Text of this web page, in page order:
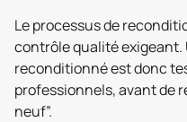
Le processus de
contrôle qualité exigeant.
reconditionné est donc
professionnels, avant de
neuf”.